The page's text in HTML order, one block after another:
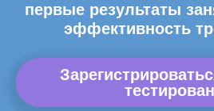
первые результаты
эффективность